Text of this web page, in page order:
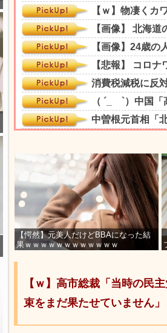
【愕然】元美人だけどBBAになった結
果ｗｗｗｗｗｗｗｗｗｗｗｗ
【ｗ】高市総裁「当時の民
束をまだ果たせていません」